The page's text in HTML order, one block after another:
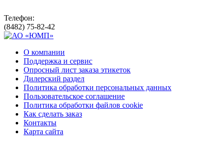
Телефон:
(8482) 75-82-42
О компании
Поддержка и сервис
Опросный лист заказа этикеток
Дилерский раздел
Политика обработки персональных данных
Пользовательское соглашение
Политика обработки файлов cookie
Как сделать заказ
Контакты
Карта сайта